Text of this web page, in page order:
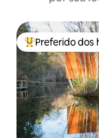
Entre os
Preferido dos